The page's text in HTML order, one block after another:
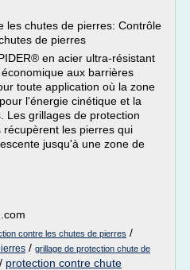
les chutes de pierres: Contrôle
de pierres
en acier ultra-résistant
aux barrières
toute application où la zone
l'énergie cinétique et la
Les grillages de protection
les pierres qui
jusqu'à une zone de
contre les chutes de pierres /
/ grillage de protection chute de
/ protection contre chute